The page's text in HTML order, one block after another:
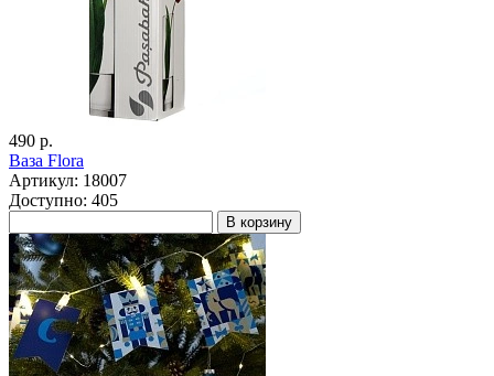
490 р.
Ваза Flora
Артикул: 18007
Доступно: 405
В корзину